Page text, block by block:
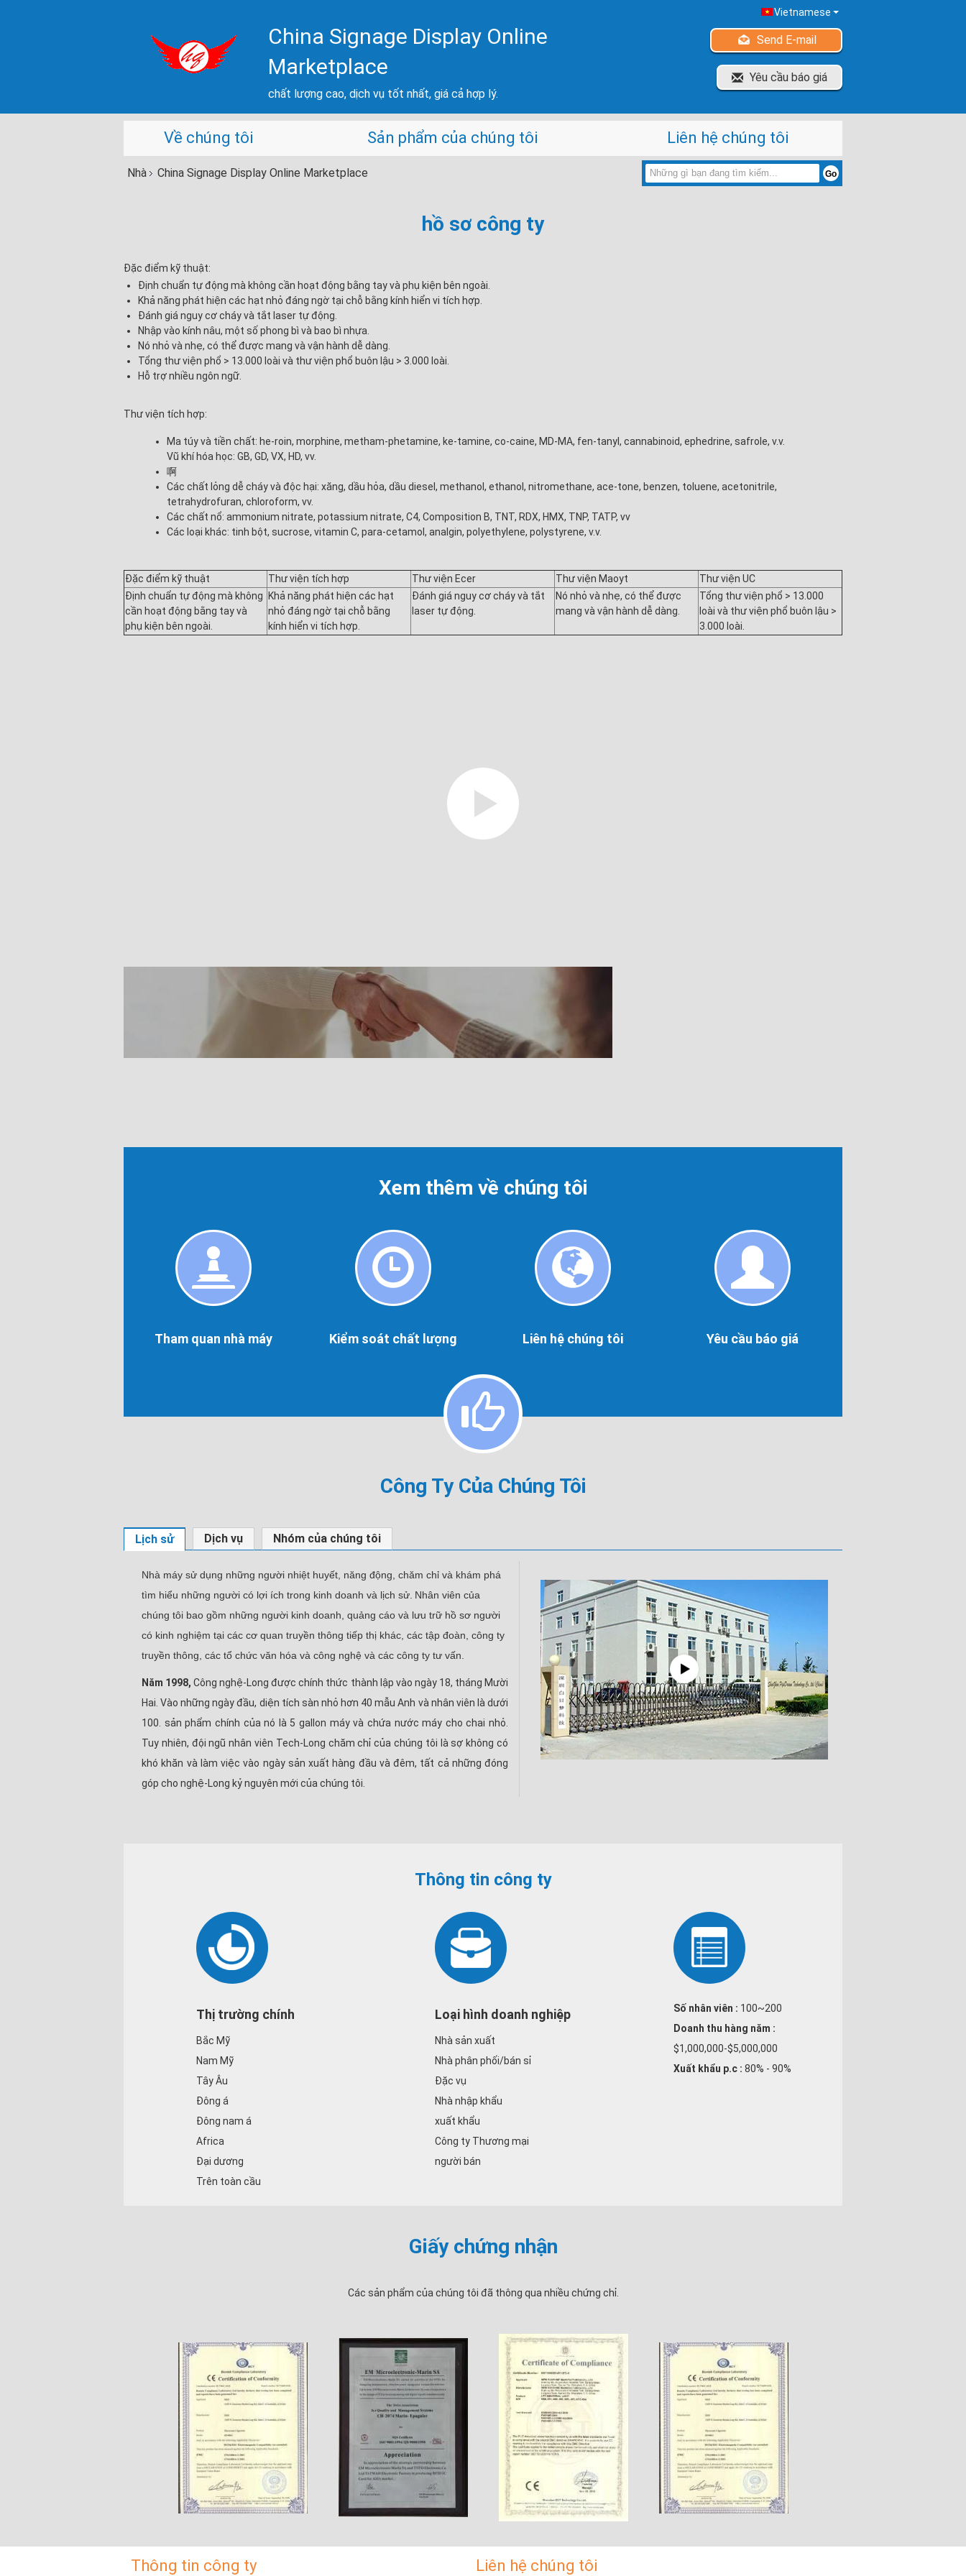
China Signage Display Online
Marketplace
chất lượng cao, dịch vụ tốt nhất, giá cả hợp lý.
Vietnamese
Send E-mail
Yêu cầu báo giá
Về chúng tôi Sản phẩm của chúng tôi Liên hệ chúng tôi
Nhà China Signage Display Online Marketplace
hồ sơ công ty
Đặc điểm kỹ thuật:
Định chuẩn tự động mà không cần hoạt động bằng tay và phụ kiện bên ngoài.
Khả năng phát hiện các hạt nhỏ đáng ngờ tại chỗ bằng kính hiển vi tích hợp.
Đánh giá nguy cơ cháy và tắt laser tự động.
Nhập vào kính nâu, một số phong bì và bao bì nhựa.
Nó nhỏ và nhẹ, có thể được mang và vận hành dễ dàng.
Tổng thư viện phổ > 13.000 loài và thư viện phổ buôn lậu > 3.000 loài.
Hỗ trợ nhiều ngôn ngữ.
Thư viện tích hợp:
Ma túy và tiền chất: he-roin, morphine, metham-phetamine, ke-tamine, co-caine, MD-MA, fen-tanyl, cannabinoid, ephedrine, safrole, v.v.
Vũ khí hóa học: GB, GD, VX, HD, vv.
啊
Các chất lỏng dễ cháy và độc hại: xăng, dầu hỏa, dầu diesel, methanol, ethanol, nitromethane, ace-tone, benzen, toluene, acetonitrile,
tetrahydrofuran, chloroform, vv.
Các chất nổ: ammonium nitrate, potassium nitrate, C4, Composition B, TNT, RDX, HMX, TNP, TATP, vv
Các loại khác: tinh bột, sucrose, vitamin C, para-cetamol, analgin, polyethylene, polystyrene, v.v.
Đặc điểm kỹ thuật Thư viện tích hợp Thư viện Ecer Thư viện Maoyt
Thư viện UC
Định chuẩn tự động mà không
cần hoạt động bằng tay và
phụ kiện bên ngoài.
Khả năng phát hiện các hạt
nhỏ đáng ngờ tại chỗ bằng
kính hiển vi tích hợp.
Đánh giá nguy cơ cháy và tắt
laser tự động.
Nó nhỏ và nhẹ, có thể được
mang và vận hành dễ dàng.
Tổng thư viện phổ > 13.000
loài và thư viện phổ buôn lậu >
3.000 loài.
Xem thêm về chúng tôi
Tham
quan
nhà
máy
Tham quan nhà máy
Kiểm
soát
chất
lượng
Kiểm soát chất lượng
Liên
hệ
chúng
tôiLiên hệ chúng tôi
Yêu
cầu
báo
giáYêu cầu báo giá
Công Ty Của Chúng Tôi
Lịch sử Dịch vụ Nhóm của chúng tôi
Nhà máy sử dụng những người nhiệt huyết, năng động, chăm chỉ và khám phá
tìm hiểu những người có lợi ích trong kinh doanh và lịch sử. Nhân viên của
chúng tôi bao gồm những người kinh doanh, quảng cáo và lưu trữ hồ sơ người
có kinh nghiệm tại các cơ quan truyền thông tiếp thị khác, các tập đoàn, công ty
truyền thông, các tổ chức văn hóa và công nghệ và các công ty tư vấn.
Năm 1998, Công nghệ-Long được chính thức thành lập vào ngày 18, tháng Mười
Hai. Vào những ngày đầu, diện tích sàn nhỏ hơn 40 mẫu Anh và nhân viên là dưới
100. sản phẩm chính của nó là 5 gallon máy và chứa nước máy cho chai nhỏ.
Tuy nhiên, đội ngũ nhân viên Tech-Long chăm chỉ của chúng tôi là sợ không có
khó khăn và làm việc vào ngày sản xuất hàng đầu và đêm, tất cả những đóng
góp cho nghệ-Long kỷ nguyên mới của chúng tôi.
Thông tin công ty
Thị trường chính
Bắc Mỹ
Nam Mỹ
Tây Âu
Đông á
Đông nam á
Africa
Đại dương
Trên toàn cầu
Loại hình doanh nghiệp
Nhà sản xuất
Nhà phân phối/bán sỉ
Đặc vụ
Nhà nhập khẩu
xuất khẩu
Công ty Thương mại
người bán
Số nhân viên : 100~200
Doanh thu hàng năm :
$1,000,000-$5,000,000
Xuất khẩu p.c : 80% - 90%
Giấy chứng nhận
Các sản phẩm của chúng tôi đã thông qua nhiều chứng chỉ.
Thông tin công ty Liên hệ chúng tôi